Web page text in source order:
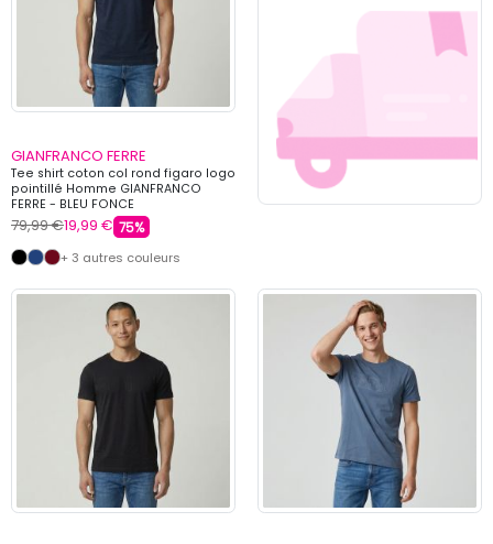
GIANFRANCO FERRE
Tee shirt coton col rond figaro logo
pointillé Homme GIANFRANCO
FERRE - BLEU FONCE
79,99 €19,99 € 75%
+ 3 autres couleurs